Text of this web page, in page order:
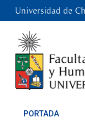
PORTADA